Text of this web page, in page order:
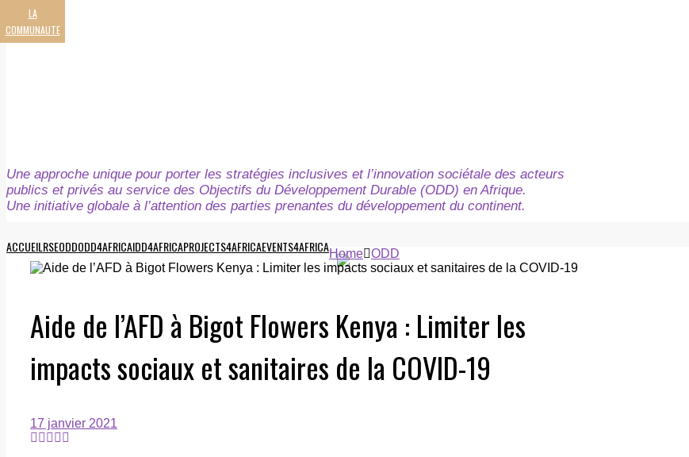
LA
COMMUNAUTE
Une approche unique pour porter les stratégies inclusives et l’innovation sociétale des acteurs
publics et privés au service des Objectifs du Développement Durable (ODD) en Afrique.
Une initiative globale à l’attention des parties prenantes du développement du continent.
ACCUEILRSEODDODD4AFRICAIDD4AFRICAPROJECTS4AFRICAEVENTS4AFRICAHome ODD
Aide de l’AFD à Bigot Flowers Kenya : Limiter les
impacts sociaux et sanitaires de la COVID-19
17 janvier 2021